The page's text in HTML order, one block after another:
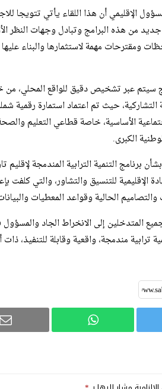
جديد من هذه البرامج وتبادل وجهات النظر
مهمة لاستثمارها والبناء عليها
سيتم عبر تشخيص دقيق للواقع المحلي،
التشاركية، حيث تم اعتماد استمارة
الأساسية، خاصة قطاعي التعليم
الكبرى.
الإقليمية للتنسيق والتشاور، والتي
الحالية وقواعد المعطيات
المتدخلين إلى الانخراط الجاد
ترابية مندمجة، واقعية وقابلة للتنفيذ،